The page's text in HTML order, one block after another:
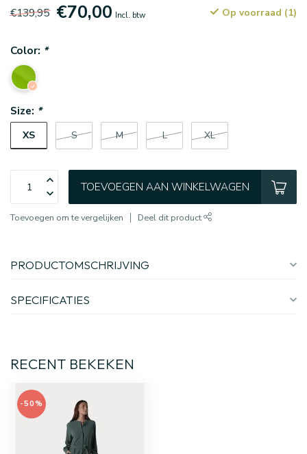
€139,95 €70,00 Incl. btw Op voorraad (1)
Color: *
Size: *
XS S M L XL
TOEVOEGEN AAN WINKELWAGEN
Toevoegen om te vergelijken Deel dit product
PRODUCTOMSCHRIJVING
SPECIFICATIES
RECENT BEKEKEN
-50%